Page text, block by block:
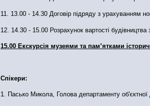
11. 13.00 - 14.30 Договір підряду з урахуванням
12. 14.30 - 15.00 Розрахунок вартості будівництва
15.00 Екскурсія музеями та пам’ятками
Спікери:
1. Пасько Микола, Голова департаменту об'єктної